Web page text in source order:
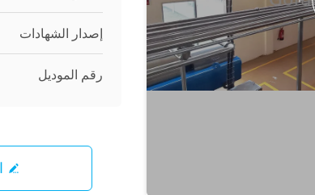
إصدار الشهادات
رقم الموديل